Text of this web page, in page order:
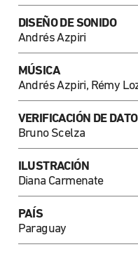
DISEÑO DE SONIDO
Andrés Azpiri
MÚSICA
Andrés Azpiri, Rémy
VERIFICACIÓN DE
Bruno Scelza
ILUSTRACIÓN
Diana Carmenate
PAÍS
Paraguay